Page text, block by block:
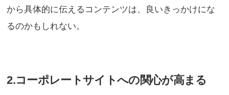
から具体的に伝えるコンテンツは、良いきっかけにな
るのかもしれない。
2.コーポレートサイトへの関心が高まる